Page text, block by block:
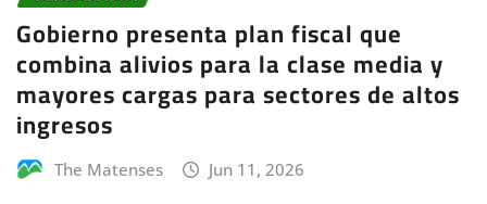
Gobierno presenta plan fiscal que
combina alivios para la clase media y
mayores cargas para sectores de altos
ingresos
The Matenses Jun 11, 2026